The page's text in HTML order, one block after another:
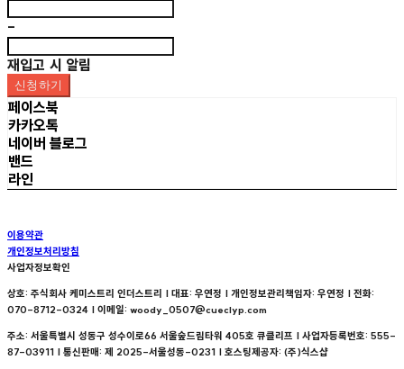
-
재입고 시 알림
신청하기
페이스북
카카오톡
네이버 블로그
밴드
라인
이용약관
개인정보처리방침
사업자정보확인
상호: 주식회사 케미스트리 인더스트리 | 대표: 우연정 | 개인정보관리책임자: 우연정 | 전화:
070-8712-0324 | 이메일: woody_0507@cueclyp.com
주소: 서울특별시 성동구 성수이로66 서울숲드림타워 405호 큐클리프 | 사업자등록번호: 555-
87-03911 | 통신판매: 제 2025-서울성동-0231 | 호스팅제공자: (주)식스샵